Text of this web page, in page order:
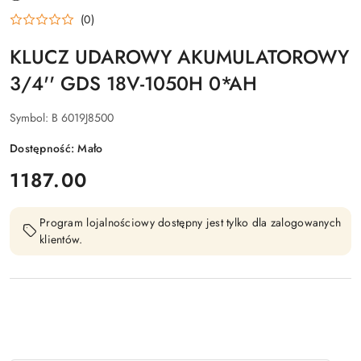
BOSCH (0)
KLUCZ UDAROWY AKUMULATOROWY
3/4'' GDS 18V-1050H 0*AH
Symbol: B 6019J8500
Dostępność:Mało
cena:
1187.00
Program lojalnościowy dostępny jest tylko dla zalogowanych
klientów.